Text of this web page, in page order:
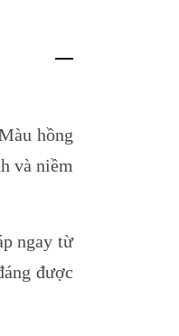
hồng
và niềm
ngay từ
được